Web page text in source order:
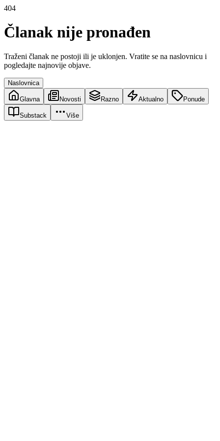
404
Članak nije pronađen
Traženi članak ne postoji ili je uklonjen. Vratite se na naslovnicu i
pogledajte najnovije objave.
Naslovnica
Glavna Novosti Razno Aktualno Ponude
Substack Više